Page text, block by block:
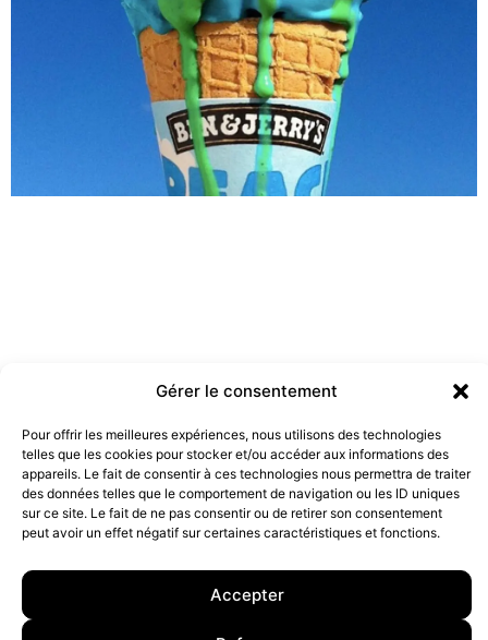
Gérer le consentement
Pour offrir les meilleures expériences, nous utilisons des technologies
telles que les cookies pour stocker et/ou accéder aux informations des
appareils. Le fait de consentir à ces technologies nous permettra de traiter
des données telles que le comportement de navigation ou les ID uniques
sur ce site. Le fait de ne pas consentir ou de retirer son consentement
peut avoir un effet négatif sur certaines caractéristiques et fonctions.
Accepter
Les marques doivent-elles être engagées ?
19 juillet 2022
Données Personnelles